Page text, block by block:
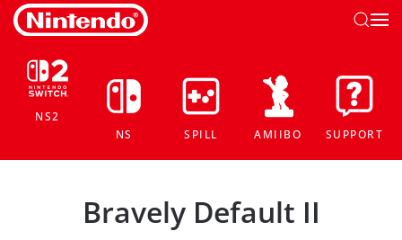
NS2
NS
SPILL AMIIBO SUPPORT
Bravely Default II